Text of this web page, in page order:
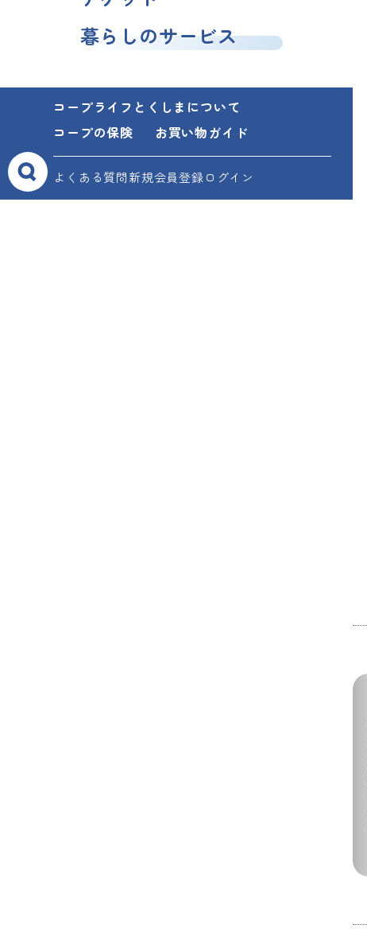
暮らしのサービス
コープライフとくしまについて
コープの保険
お買い物ガイド
よくある質問新規会員登録ログイン